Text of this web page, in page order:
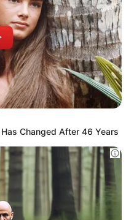
το «αντάρτικο» της
Συντάγματος
Changed After 46 Years